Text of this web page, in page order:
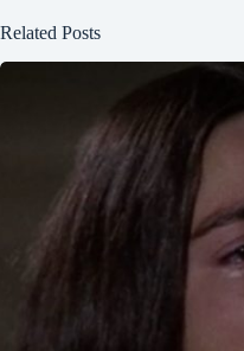
Related Posts